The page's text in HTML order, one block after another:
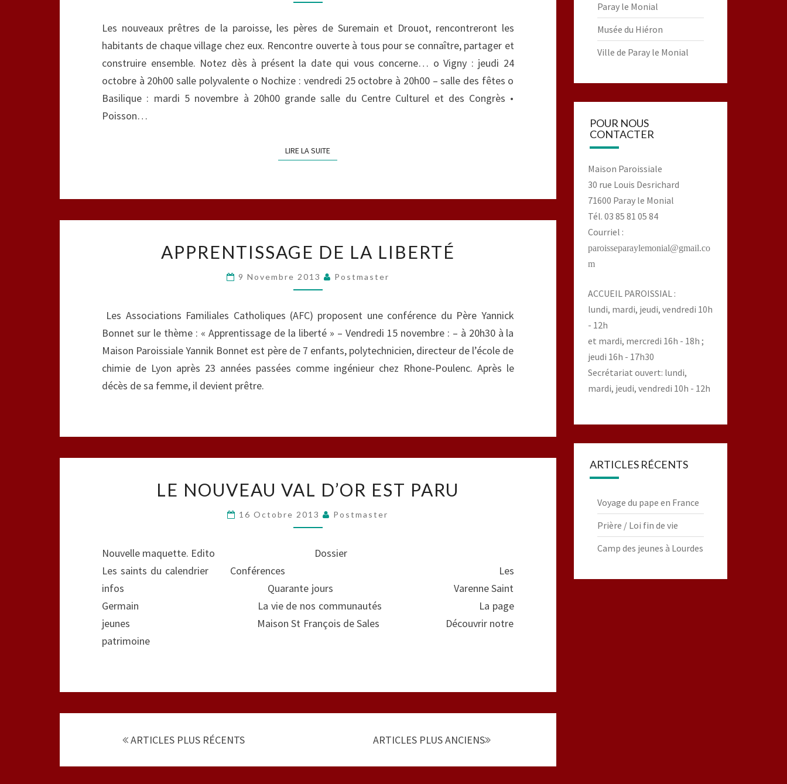
Les nouveaux prêtres de la paroisse, les pères de Suremain et Drouot, rencontreront les
habitants de chaque village chez eux. Rencontre ouverte à tous pour se connaître, partager et
construire ensemble. Notez dès à présent la date qui vous concerne… o Vigny : jeudi 24
octobre à 20h00 salle polyvalente o Nochize : vendredi 25 octobre à 20h00 – salle des fêtes o
Basilique : mardi 5 novembre à 20h00 grande salle du Centre Culturel et des Congrès •
Poisson…
LIRE LA SUITELIRE LA SUITE
DE
LIBERTÉ
APPRENTISSAGE DE LA LIBERTÉ
9 Novembre 2013 Postmaster
Les Associations Familiales Catholiques (AFC) proposent une conférence du Père Yannick
Bonnet sur le thème : « Apprentissage de la liberté » – Vendredi 15 novembre : – à 20h30 à la
Maison Paroissiale Yannik Bonnet est père de 7 enfants, polytechnicien, directeur de l’école de
chimie de Lyon après 23 années passées comme ingénieur chez Rhone-Poulenc. Après le
décès de sa femme, il devient prêtre.
NOUVEAU
D’OR
PARU
LE NOUVEAU VAL D’OR EST PARU
16 Octobre 2013 Postmaster
Nouvelle maquette. Edito Dossier
Les saints du calendrier Conférences Les
infos Quarante jours Varenne Saint
Germain La vie de nos communautés La page
jeunes Maison St François de Sales Découvrir notre
patrimoine
ARTICLES PLUS RÉCENTS ARTICLES PLUS ANCIENS
Paray le Monial
Musée du Hiéron
Ville de Paray le Monial
POUR NOUS
CONTACTER
Maison Paroissiale
30 rue Louis Desrichard
71600 Paray le Monial
Tél. 03 85 81 05 84
Courriel :
paroisseparaylemonial@gmail.co
m
ACCUEIL PAROISSIAL :
lundi, mardi, jeudi, vendredi 10h
- 12h
et mardi, mercredi 16h - 18h ;
jeudi 16h - 17h30
Secrétariat ouvert: lundi,
mardi, jeudi, vendredi 10h - 12h
ARTICLES RÉCENTS
Voyage du pape en France
Prière / Loi fin de vie
Camp des jeunes à Lourdes